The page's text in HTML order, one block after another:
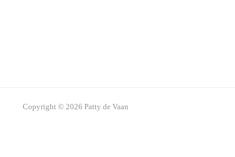
Copyright © 2026 Patty de Vaan